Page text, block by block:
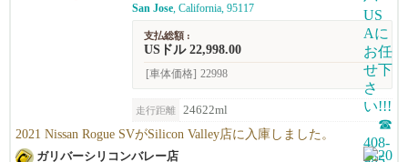
San Jose, California, 95117
支払総額 :
USドル 22,998.00
[車体価格] 22998
走行距離 24622ml
2021 Nissan Rogue SVがSilicon Valley店に入庫しました。
ガリバーシリコンバレー店